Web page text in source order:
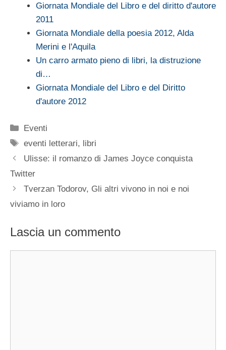
Giornata Mondiale del Libro e del diritto d'autore
2011
Giornata Mondiale della poesia 2012, Alda
Merini e l'Aquila
Un carro armato pieno di libri, la distruzione
di…
Giornata Mondiale del Libro e del Diritto
d'autore 2012
Categorie
Eventi
Tag
eventi letterari, libri
Ulisse: il romanzo di James Joyce conquista
Twitter
Tverzan Todorov, Gli altri vivono in noi e noi
viviamo in loro
Lascia un commento